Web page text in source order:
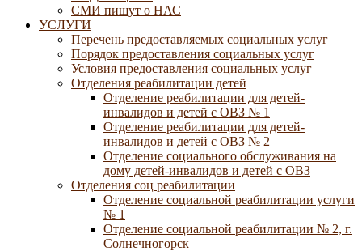
СМИ пишут о НАС
УСЛУГИ
Перечень предоставляемых социальных услуг
Порядок предоставления социальных услуг
Условия предоставления социальных услуг
Отделения реабилитации детей
Отделение реабилитации для детей-
инвалидов и детей с ОВЗ № 1
Отделение реабилитации для детей-
инвалидов и детей с ОВЗ № 2
Отделение социального обслуживания на
дому детей-инвалидов и детей с ОВЗ
Отделения соц реабилитации
Отделение социальной реабилитации услуги
№ 1
Отделение социальной реабилитации № 2, г.
Солнечногорск